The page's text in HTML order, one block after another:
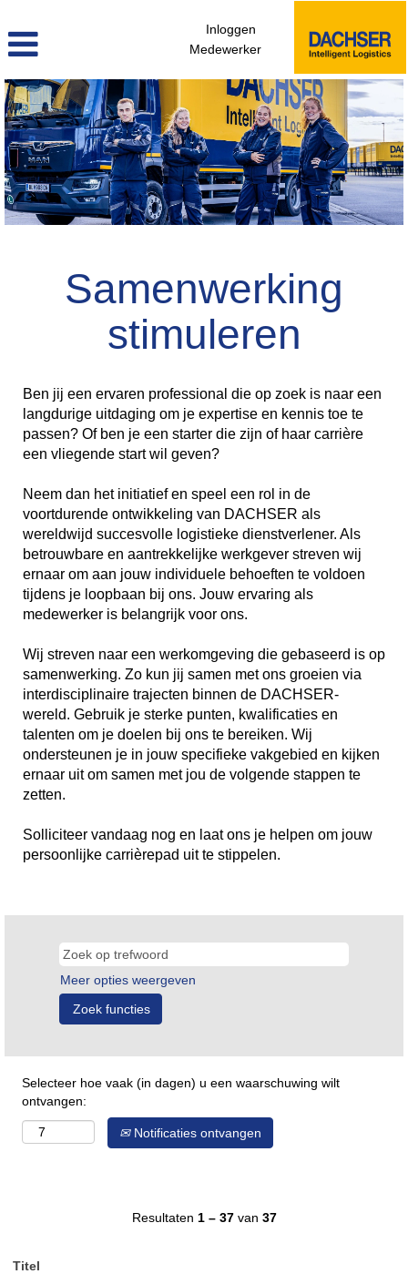
Inloggen
Medewerker
professionals_direct_instappen_nl
Samenwerking
stimuleren
Ben jij een ervaren professional die op zoek is naar een
langdurige uitdaging om je expertise en kennis toe te
passen? Of ben je een starter die zijn of haar carrière
een vliegende start wil geven?
Neem dan het initiatief en speel een rol in de
voortdurende ontwikkeling van DACHSER als
wereldwijd succesvolle logistieke dienstverlener. Als
betrouwbare en aantrekkelijke werkgever streven wij
ernaar om aan jouw individuele behoeften te voldoen
tijdens je loopbaan bij ons. Jouw ervaring als
medewerker is belangrijk voor ons.
Wij streven naar een werkomgeving die gebaseerd is op
samenwerking. Zo kun jij samen met ons groeien via
interdisciplinaire trajecten binnen de DACHSER-
wereld. Gebruik je sterke punten, kwalificaties en
talenten om je doelen bij ons te bereiken. Wij
ondersteunen je in jouw specifieke vakgebied en kijken
ernaar uit om samen met jou de volgende stappen te
zetten.
Solliciteer vandaag nog en laat ons je helpen om jouw
persoonlijke carrièrepad uit te stippelen.
Meer opties weergeven
Selecteer hoe vaak (in dagen) u een waarschuwing wilt
ontvangen:
Notificaties ontvangen
Resultaten 1 – 37van 37
Titel